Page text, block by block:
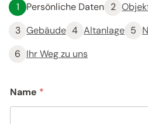
1 Persönliche Daten 2
3 Gebäude 4 Altanlage 5
6 Ihr Weg zu uns
Name *